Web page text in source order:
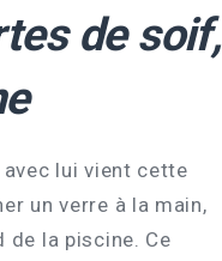
de soif,
avec lui vient cette
un verre à la main,
de la piscine. Ce